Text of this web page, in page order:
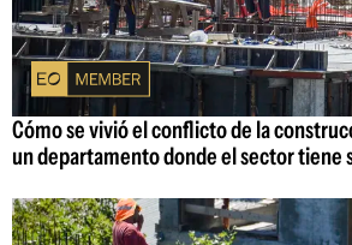
Cómo se vivió el conflicto de la
un departamento donde el sector tiene